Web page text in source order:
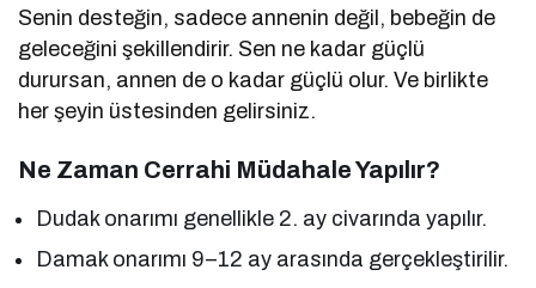
Senin desteğin, sadece annenin değil, bebeğin de
geleceğini şekillendirir. Sen ne kadar güçlü
durursan, annen de o kadar güçlü olur. Ve birlikte
her şeyin üstesinden gelirsiniz.
Ne Zaman Cerrahi Müdahale Yapılır?
Dudak onarımı genellikle 2. ay civarında yapılır.
Damak onarımı 9–12 ay arasında gerçekleştirilir.